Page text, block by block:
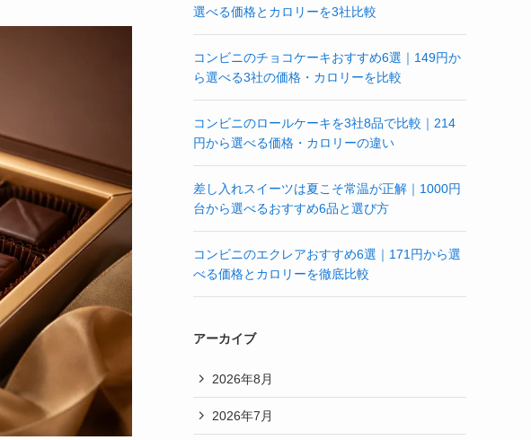
選べる価格とカロリーを3社比較
コンビニのチョコケーキおすすめ6選｜149円か
ら選べる3社の価格・カロリーを比較
コンビニのロールケーキを3社8品で比較｜214
円から選べる価格・カロリーの違い
差し入れスイーツは夏こそ常温が正解｜1000円
台から選べるおすすめ6品と選び方
コンビニのエクレアおすすめ6選｜171円から選
べる価格とカロリーを徹底比較
アーカイブ
2026年8月
2026年7月